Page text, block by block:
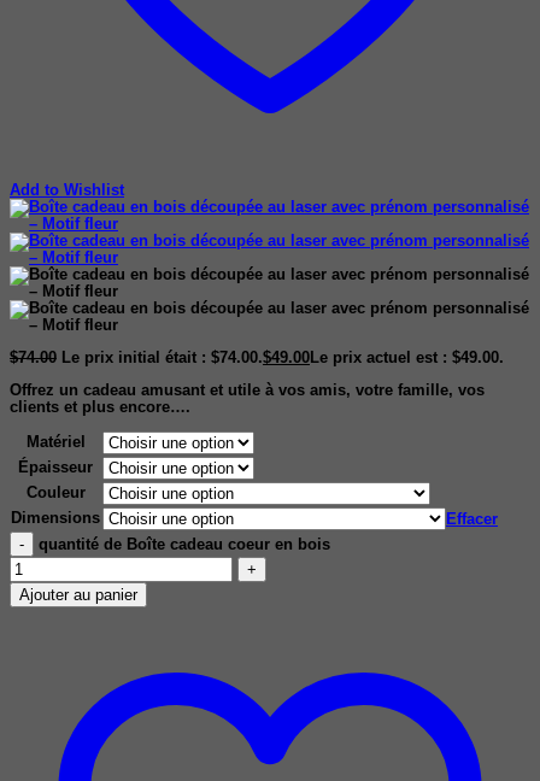
Add to Wishlist
$74.00 Le prix initial était : $74.00.$49.00 Le prix actuel est : $49.00.
Offrez un cadeau amusant et utile à vos amis, votre famille, vos
clients et plus encore….
Matériel
Épaisseur
Couleur
Dimensions
Effacer
quantité de Boîte cadeau coeur en bois
Ajouter au panier